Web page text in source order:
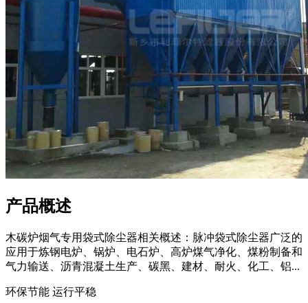
产品概述
木碳炉烟气专用袋式除尘器相关概述：脉冲袋式除尘器广泛的
应用于炼钢电炉、锅炉、电石炉、高炉煤气净化、煤粉制备和
气力输送、沥青混凝土生产、碳黑、建材、耐火、化工、铝...
环保节能 运行平稳